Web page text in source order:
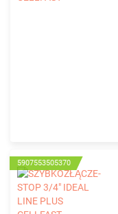
5907553505370